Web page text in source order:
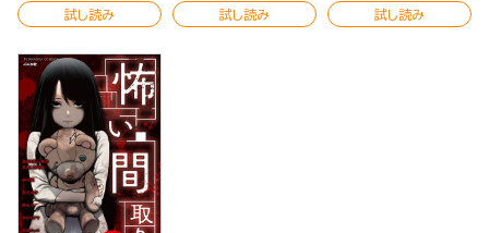
試し読み 試し読み 試し読み